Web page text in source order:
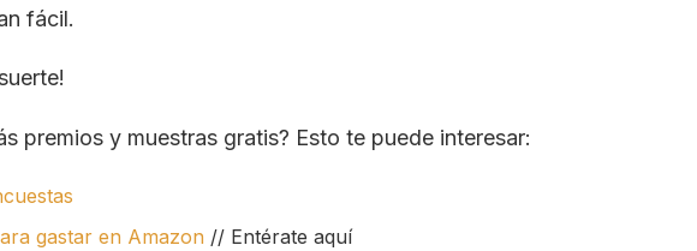
fácil.
premios y muestras gratis? Esto te puede interesar:
gastar en Amazon // Entérate aquí